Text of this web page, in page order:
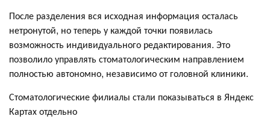
После разделения вся исходная информация осталась
нетронутой, но теперь у каждой точки появилась
возможность индивидуального редактирования. Это
позволило управлять стоматологическим направлением
полностью автономно, независимо от головной клиники.
Стоматологические филиалы стали показываться в Яндекс
Картах отдельно